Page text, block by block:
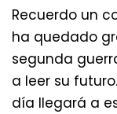
Recuerdo un
ha quedado
segunda
a leer su
día llegará a